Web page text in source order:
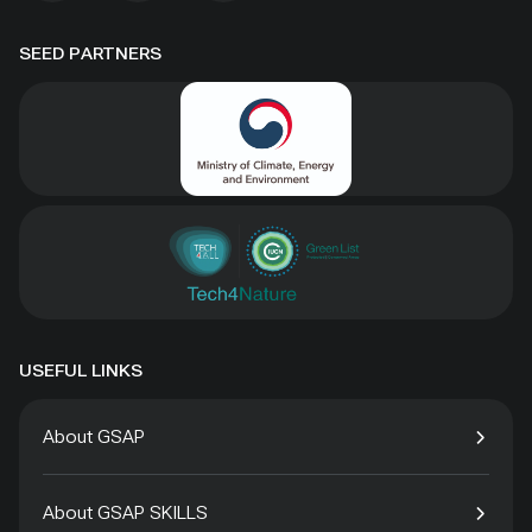
SEED PARTNERS
USEFUL LINKS
About GSAP
About GSAP SKILLS